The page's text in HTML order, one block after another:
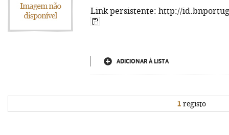
Link persistente: http://
ADICIONAR À LISTA
1 registo